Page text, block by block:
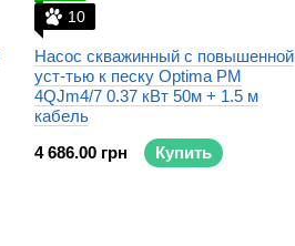
10
Насос скважинный с повышенной
уст-тью к песку Optima PM
4QJm4/7 0.37 кВт 50м + 1.5 м
кабель
4 686.00 грн
Купить